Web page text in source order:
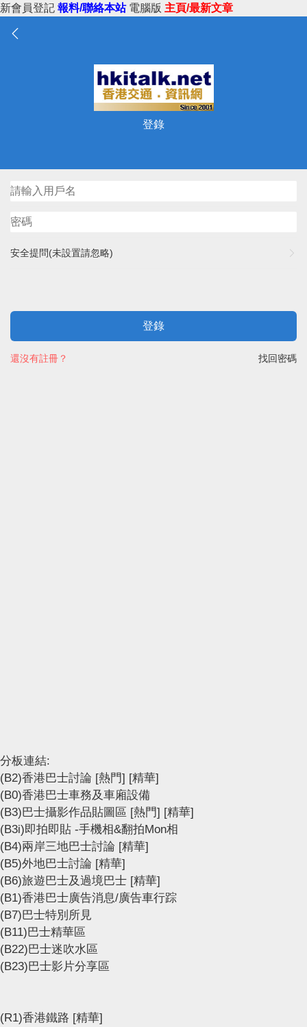
新會員登記 報料/聯絡本站 電腦版 主頁/最新文章
登錄
安全提問(未設置請忽略)
登錄
找回密碼
還沒有註冊？
分板連結:
(B2)香港巴士討論 [熱門] [精華]
(B0)香港巴士車務及車廂設備
(B3)巴士攝影作品貼圖區 [熱門] [精華]
(B3i)即拍即貼 -手機相&翻拍Mon相
(B4)兩岸三地巴士討論 [精華]
(B5)外地巴士討論 [精華]
(B6)旅遊巴士及過境巴士 [精華]
(B1)香港巴士廣告消息/廣告車行踪
(B7)巴士特別所見
(B11)巴士精華區
(B22)巴士迷吹水區
(B23)巴士影片分享區
(R1)香港鐵路 [精華]